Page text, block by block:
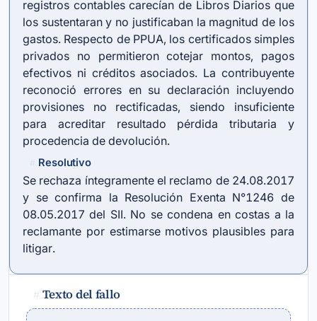
registros contables carecían de Libros Diarios que
los sustentaran y no justificaban la magnitud de los
gastos. Respecto de PPUA, los certificados simples
privados no permitieron cotejar montos, pagos
efectivos ni créditos asociados. La contribuyente
reconoció errores en su declaración incluyendo
provisiones no rectificadas, siendo insuficiente
para acreditar resultado pérdida tributaria y
procedencia de devolución.
Resolutivo
Se rechaza íntegramente el reclamo de 24.08.2017
y se confirma la Resolución Exenta N°1246 de
08.05.2017 del SII. No se condena en costas a la
reclamante por estimarse motivos plausibles para
litigar.
# Texto del fallo